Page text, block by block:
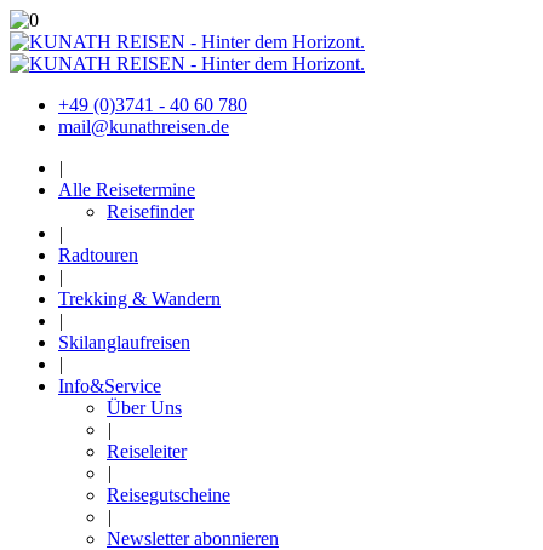
+49 (0)3741 - 40 60 780
mail@kunathreisen.de
|
Alle Reisetermine
Reisefinder
|
Radtouren
|
Trekking & Wandern
|
Skilanglaufreisen
|
Info&Service
Über Uns
|
Reiseleiter
|
Reisegutscheine
|
Newsletter abonnieren